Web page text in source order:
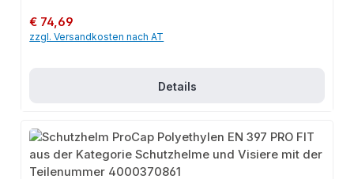
Regulärer Preis:
€ 74,69
zzgl. Versandkosten nach AT
Details